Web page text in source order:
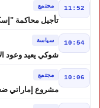
11:52 مجتمع
تأجيل محاكمة
10:54 سياسة
شوكي يعيد وعود
10:06 مجتمع
مشروع إماراتي